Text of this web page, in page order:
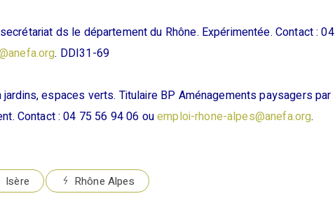
ds le département du Rhône. Expérimentée. Contact : 04
. DDI31-69
espaces verts. Titulaire BP Aménagements paysagers par
Contact : 04 75 56 94 06 ouemploi-rhone-alpes@anefa.org.
Isère Rhône Alpes